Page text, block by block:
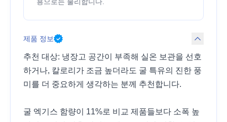
제품 정보
추천 대상: 냉장고 공간이 부족해 실온 보관을 선호
하거나, 칼로리가 조금 높더라도 굴 특유의 진한 풍
미를 더 중요하게 생각하는 분께 추천합니다.
굴 엑기스 함량이 11%로 비교 제품들보다 소폭 높